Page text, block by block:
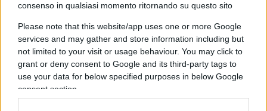
consenso in qualsiasi momento ritornando su questo sito
Please note that this website/app uses one or more Google
services and may gather and store information including but
not limited to your visit or usage behaviour. You may click to
grant or deny consent to Google and its third-party tags to
use your data for below specified purposes in below Google
consent section.
di Ivan Mazzoletti
6 Agosto 2026, 20:00
1.4k